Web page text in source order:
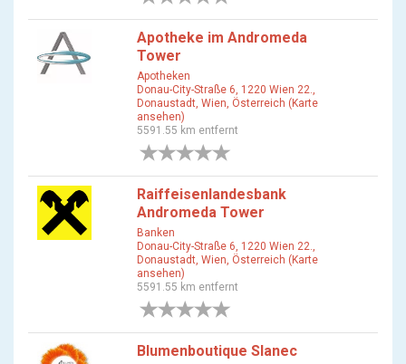
Apotheke im Andromeda
Tower
Apotheken
Donau-City-Straße 6, 1220 Wien 22.,
Donaustadt, Wien, Österreich (Karte
ansehen)
5591.55 km entfernt
Raiffeisenlandesbank
Andromeda Tower
Banken
Donau-City-Straße 6, 1220 Wien 22.,
Donaustadt, Wien, Österreich (Karte
ansehen)
5591.55 km entfernt
Blumenboutique Slanec